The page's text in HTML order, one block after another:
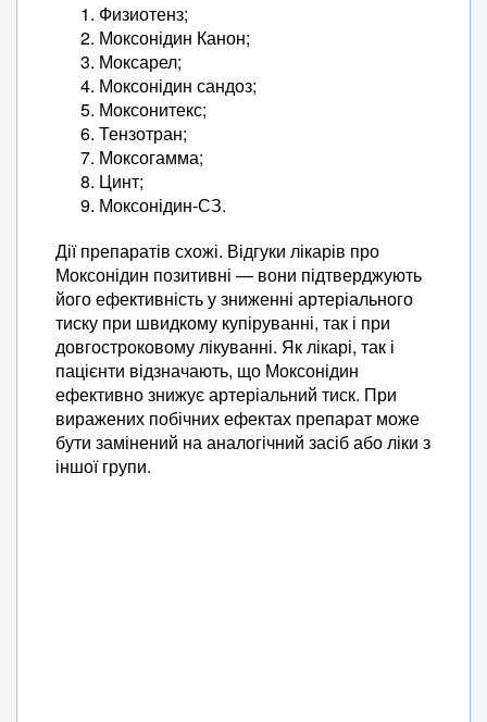
Физиотенз;
Моксонідин Канон;
Моксарел;
Моксонідин сандоз;
Моксонитекс;
Тензотран;
Моксогамма;
Цинт;
Моксонідин-СЗ.
Дії препаратів схожі. Відгуки лікарів про
Моксонідин позитивні — вони підтверджують
його ефективність у зниженні артеріального
тиску при швидкому купіруванні, так і при
довгостроковому лікуванні. Як лікарі, так і
пацієнти відзначають, що Моксонідин
ефективно знижує артеріальний тиск. При
виражених побічних ефектах препарат може
бути замінений на аналогічний засіб або ліки з
іншої групи.